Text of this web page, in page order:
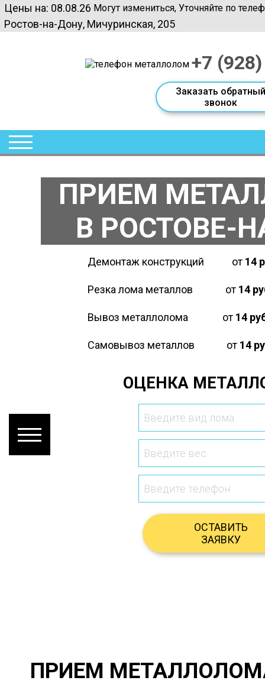
Цены на: 08.08.26 Могут измениться, Уточняйте по
Ростов-на-Дону, Мичуринская, 205
+7
Заказать обратный
звонок
ПРИЕМ
В РОСТОВЕ-
Демонтаж конструкций от 14
Резка лома металлов от 14
Вывоз металлолома от 14
Самовывоз металлов от 14
ОЦЕНКА
ОСТАВИТЬ
ЗАЯВКУ
ПРИЕМ